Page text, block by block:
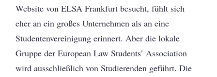
Website von ELSA Frankfurt besucht, fühlt sich
eher an ein großes Unternehmen als an eine
Studentenvereinigung erinnert. Aber die lokale
Gruppe der European Law Students’ Association
wird ausschließlich von Studierenden geführt. Die